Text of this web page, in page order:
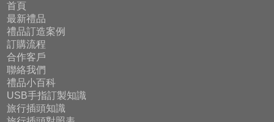
首頁
最新禮品
禮品訂造案例
訂購流程
合作客戶
聯絡我們
禮品小百科
USB手指訂製知識
旅行插頭知識